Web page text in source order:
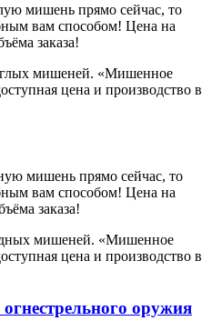
мишень прямо сейчас, то
вам способом! Цена на
заказа!
мишеней. «Мишенное
цена и производство в
мишень прямо сейчас, то
вам способом! Цена на
заказа!
мишеней. «Мишенное
цена и производство в
оружия